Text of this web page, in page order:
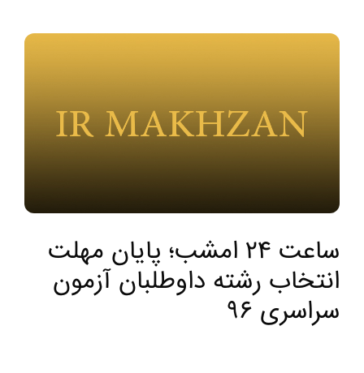
ساعت ۲۴ امشب؛ پایان مهلت
انتخاب رشته داوطلبان آزمون
سراسری ۹۶